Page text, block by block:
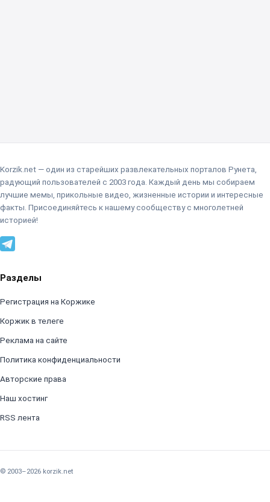
Korzik.net — один из старейших развлекательных порталов Рунета,
радующий пользователей с 2003 года. Каждый день мы собираем
лучшие мемы, прикольные видео, жизненные истории и интересные
факты. Присоединяйтесь к нашему сообществу с многолетней
историей!
Разделы
Регистрация на Коржике
Коржик в телеге
Реклама на сайте
Политика конфиденциальности
Авторские права
Наш хостинг
RSS лента
© 2003–2026 korzik.net